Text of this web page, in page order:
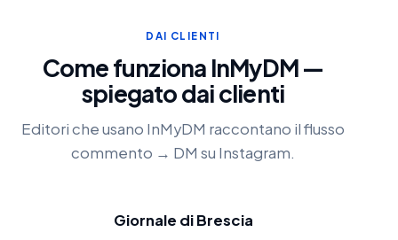
DAI CLIENTI
Come funziona InMyDM —
spiegato dai clienti
Editori che usano InMyDM raccontano il flusso
commento → DM su Instagram.
Giornale di Brescia